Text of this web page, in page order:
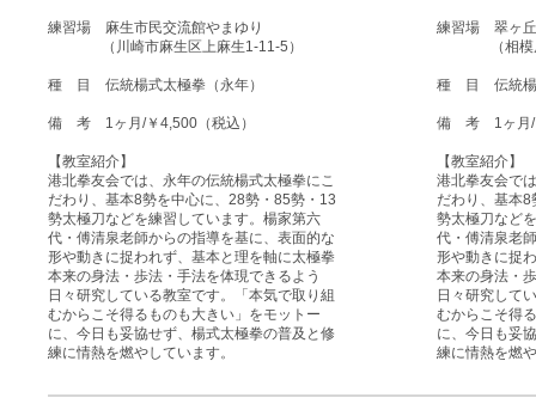
練習場 麻生市民交流館やまゆり
（川崎市麻生区上麻生1-11-5）
種 目 伝統楊式太極拳（永年）
備 考 1ヶ月/￥4,500（税込）
【教室紹介】
港北拳友会では、永年の伝統楊式太極拳にこ
だわり、基本8勢を中心に、28勢・85勢・13
勢太極刀などを練習しています。楊家第六
代・傅清泉老師からの指導を基に、表面的な
形や動きに捉われず、基本と理を軸に太極拳
本来の身法・歩法・手法を体現できるよう
日々研究している教室です。「本気で取り組
むからこそ得るものも大きい」をモットー
に、今日も妥協せず、楊式太極拳の普及と修
練に情熱を燃やしています。
練習場 翠ヶ
（相模原
種 目 伝統楊
備 考 1ヶ月/
【教室紹介】
港北拳友会で
だわり、基本
勢太極刀など
代・傅清泉老
形や動きに捉
本来の身法・
日々研究して
むからこそ得
に、今日も妥
練に情熱を燃